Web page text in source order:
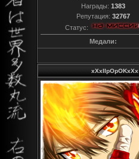
Награды: 1383
Репутация: 32767
Статус:
Медали:
xXxIIpOpOKxXx